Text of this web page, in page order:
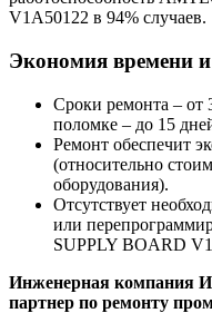
V1A50122 в 94% случаев.
Экономия времени и
Сроки ремонта – от
поломке – до 15
Ремонт обеспечит
(относительно
оборудования).
Отсутствует
или
SUPPLY BOARD
Инженерная компания
партнер по ремонту